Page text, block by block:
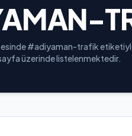
#adiyaman-trafik
üzerinde listelenmektedir.